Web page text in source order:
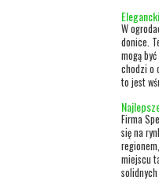
W
donice.
mogą
chodzi o
to jest
Firma
się na
miejscu